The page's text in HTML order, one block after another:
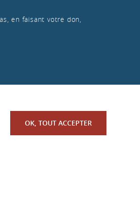
OK, TOUT ACCEPTER
en faisant votre don,